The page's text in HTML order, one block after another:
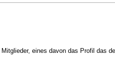
eines davon das Profil das